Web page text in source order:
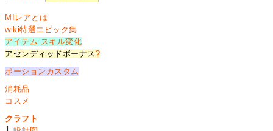
MIレアとは
wiki特選エピック集
アイテム-スキル変化
アセンディッドボーナス?
ポーションカスタム
消耗品
コスメ
クラフト